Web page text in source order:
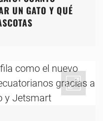
UN GATO Y QUÉ